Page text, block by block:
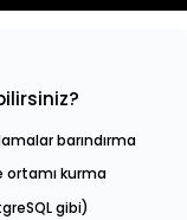
barındırma
ortamı kurma
gibi)